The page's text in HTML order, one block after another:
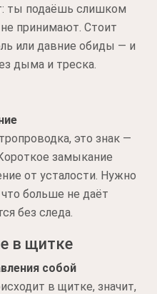
ты подаёшь слишком
не принимают. Стоит
или давние обиды — и
дыма и треска.
это знак —
замыкание
от усталости. Нужно
больше не даёт
без следа.
в щитке
собой
в щитке, значит,